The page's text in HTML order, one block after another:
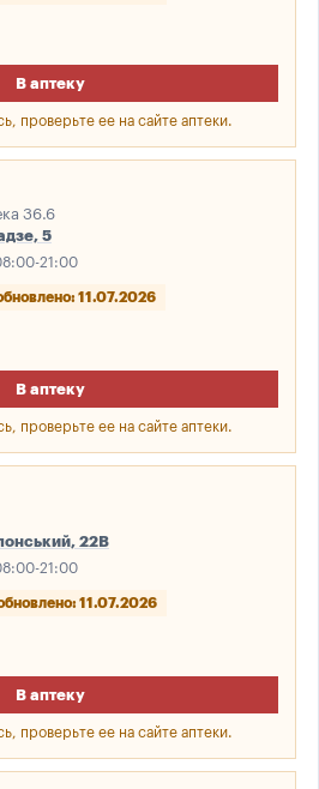
В аптеку
проверьте ее на сайте аптеки.
36.6
5
21:00
11.07.2026
В аптеку
проверьте ее на сайте аптеки.
22В
21:00
11.07.2026
В аптеку
проверьте ее на сайте аптеки.